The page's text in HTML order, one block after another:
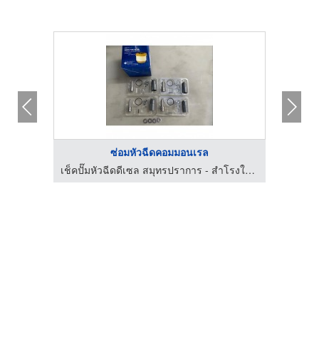
ซ่อมหัวฉีดคอมมอนเรล
เช็คปั๊มหัวฉีดดีเซล สมุทรปราการ - สำโรงใต้ดีเซล